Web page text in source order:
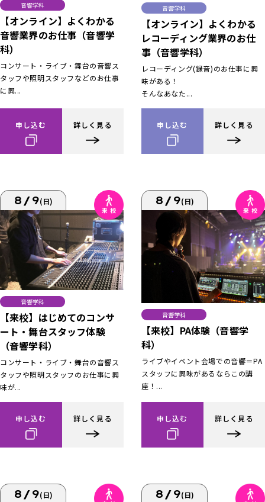
音響学科
【オンライン】よくわかる
音響業界のお仕事（音響学
科）
コンサート・ライブ・舞台の音響ス
タッフや照明スタッフなどのお仕事
に興...
申し込む 詳しく見る
音響学科
【オンライン】よくわかる
レコーディング業界のお仕
事（音響学科）
レコーディング(録音)のお仕事に興
味がある！
そんなあなた...
申し込む 詳しく見る
8/9(日)
音響学科
【来校】はじめてのコンサ
ート・舞台スタッフ体験
（音響学科）
コンサート・ライブ・舞台の音響ス
タッフや照明スタッフのお仕事に興
味が...
申し込む 詳しく見る
8/9(日)
音響学科
【来校】PA体験（音響学
科）
ライブやイベント会場での音響＝PA
スタッフに興味があるならこの講
座！...
申し込む 詳しく見る
8/9(日) 8/9(日)